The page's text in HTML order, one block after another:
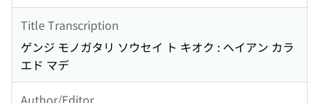
Title Transcription
ゲンジ モノガタリ ソウセイ ト キオク : ヘイアン カラ
エド マデ
Author/Editor